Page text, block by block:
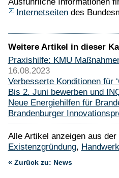
Internetseitendes
Weitere Artikel in dieser
Praxishilfe: KMU
16.08.2023
Verbesserte Konditionen für
Bis 2. Juni bewerben und
Neue Energiehilfen für
Brandenburger
Alle Artikel anzeigen aus
Existenzgründung, Handwerk
« Zurück zu: News